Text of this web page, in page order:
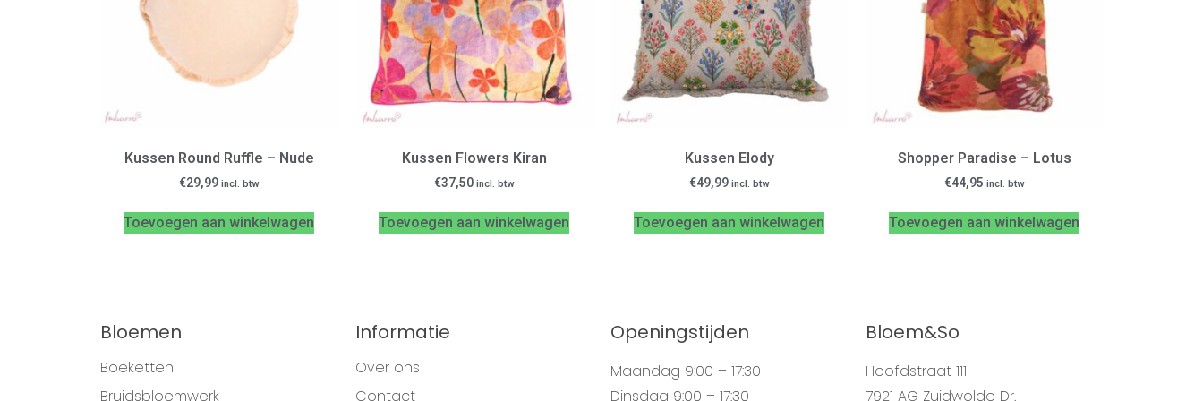
Kussen Round Ruffle – Nude
€29,99 incl. btw
Toevoegen aan winkelwagen
Kussen Flowers Kiran
€37,50 incl. btw
Toevoegen aan winkelwagen
Kussen Elody
€49,99 incl. btw
Toevoegen aan winkelwagen
Shopper Paradise – Lotus
€44,95 incl. btw
Toevoegen aan winkelwagen
Bloemen
Boeketten
Bruidsbloemwerk
Informatie
Over ons
Contact
Openingstijden
Maandag 9:00 – 17:30
Dinsdag 9:00 – 17:30
Bloem&So
Hoofdstraat 111
7921 AG Zuidwolde Dr.